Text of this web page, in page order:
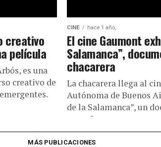
creativo
película
es una
creativo de
CINE hace 1 año,
El cine Gaumont
Salamanca”,
chacarera
La chacarera llega al
Autónoma de Buenos
de la Salamanca”, un
para el...
MÁS PUBLICACIONES